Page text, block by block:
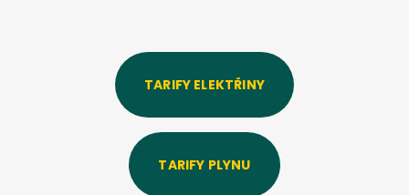
TARIFY ELEKTŘINY
TARIFY PLYNU